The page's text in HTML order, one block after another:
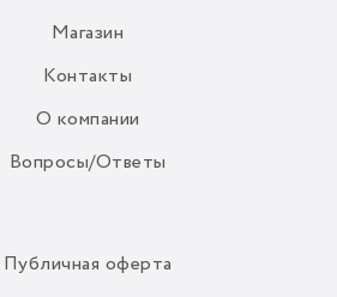
Магазин
Контакты
О компании
Вопросы/Ответы
Публичная оферта